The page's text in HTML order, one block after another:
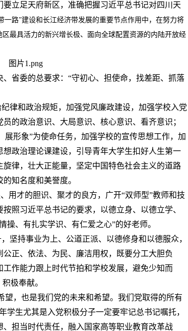
立足天府新区，准确把握习近平总书记对四川天
一路”建设和长江经济带发展的重要节点作用中，在努力将
最具活力的新兴增长极、面向全球配置资源的内陆开放经
省委的总要求：“守初心、担使命，找差距、抓落
律和政治规矩，加强党风廉政建设，加强学校入党
的政治意识、大局意识、核心意识、看齐意识；
形象”为使命任务，加强学校的宣传思想工作，加
政治理论课建设，引导青年大学生扣好人生第一
律，壮大正能量，坚定中国特色社会主义的道路
知名度和美誉度。
用才的胆识、聚才的良方，广开“双师型”教师和技
照习近平总书记的要求，以德立身、以德立学、
、有扎实学识、有仁爱之心”的好老师。
坚持事业为上、公道正派、以德修身和以德服众，
正、依法、为民、廉洁用权，既要分工大胆负
作能力跟上时代节拍和学校发展，避免少知而
极奉献。
望，也是我们党的未来和希望。我们党取得的所有
学生尤其是入党积极分子一定要牢记总书记嘱托，
担当时代责任，融入国家高等职业教育改革战